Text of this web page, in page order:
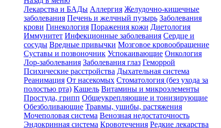
Лекарства и БАДы Аллергия Желудочно-кишечные
заболевания Печень и желчный пузырь Заболевания
крови Гинекология Поражения кожи Диетология
Иммунитет Инфекционные заболевания Сердце и
сосуды Вредные привычки Мозговое кровообращение
Суставы и позвоночник Успокаивающие Онкология
Лор-заболевания Заболевания глаз Геморрой
Психические расстройства Дыхательная система
Реанимация От насекомых Стоматология (без ухода за
полостью рта) Кашель Витамины и микроэлементы
Простуда, грипп Общеукрепляющие и тонизирующие
Обезболивающие Травмы, ушибы, растяжения
Мочеполовая система Венозная недостаточность
Эндокринная система Кровотечения Редкие лекарства